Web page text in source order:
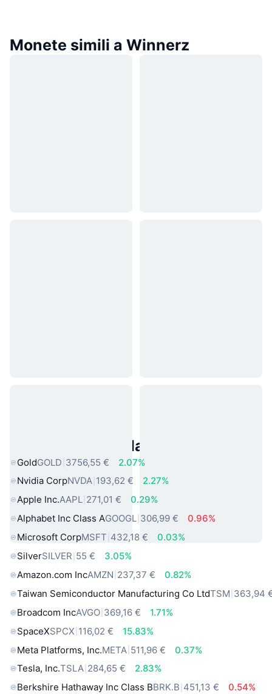
Monete simili a Winnerz
Asset reali popolari
GoldGOLD 3756,55 €
2.07%
Nvidia CorpNVDA 193,62 €
2.27%
Apple Inc.AAPL 271,01 €
0.29%
Alphabet Inc Class AGOOGL 306,99 €
0.96%
Microsoft CorpMSFT 432,18 €
0.03%
SilverSILVER 55 €
3.05%
Amazon.com IncAMZN 237,37 €
0.82%
Taiwan Semiconductor Manufacturing Co LtdTSM 363,94
Broadcom IncAVGO 369,16 €
1.71%
SpaceXSPCX 116,02 €
15.83%
Meta Platforms, Inc.META 511,96 €
0.37%
Tesla, Inc.TSLA 284,65 €
2.83%
Berkshire Hathaway Inc Class BBRK.B 451,13 €
0.54%